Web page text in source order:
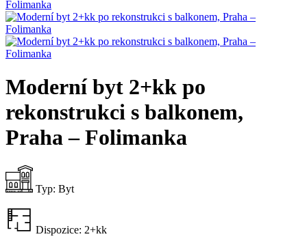
Moderní byt 2+kk po
rekonstrukci s balkonem,
Praha – Folimanka
Typ: Byt
Dispozice: 2+kk